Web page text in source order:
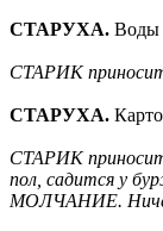
СТАРУХА. Воды
СТАРИК приносит
СТАРУХА.
СТАРИК
пол, садится у
МОЛЧАНИЕ.